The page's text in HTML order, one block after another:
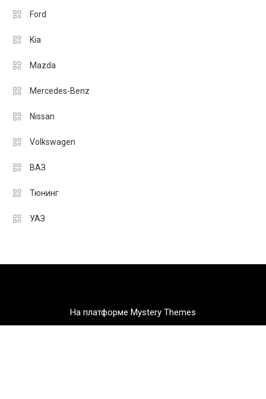
Ford
Kia
Mazda
Mercedes-Benz
Nissan
Volkswagen
ВАЗ
Тюнинг
УАЗ
На платформе Mystery Themes